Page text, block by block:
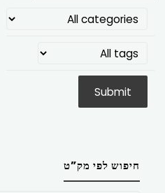
חיפוש לפי מק”ט